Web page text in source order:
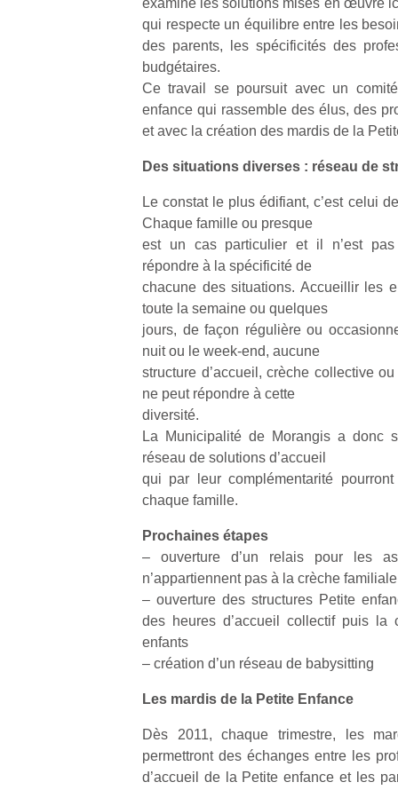
examiné les solutions mises en œuvre
qui respecte un équilibre entre les
des parents, les spécificités des
budgétaires.
Ce travail se poursuit avec un
enfance qui rassemble des élus, des
et avec la création des mardis de la
Des situations diverses : réseau de
Le constat le plus édifiant, c’est celui
Chaque famille ou presque
est un cas particulier et il n’est
répondre à la spécificité de
chacune des situations. Accueillir les
toute la semaine ou quelques
jours, de façon régulière ou
nuit ou le week-end, aucune
structure d’accueil, crèche collective
ne peut répondre à cette
diversité.
La Municipalité de Morangis a donc
réseau de solutions d’accueil
qui par leur complémentarité
chaque famille.
Prochaines étapes
– ouverture d’un relais pour les
n’appartiennent pas à la crèche familiale
– ouverture des structures Petite
des heures d’accueil collectif puis la
enfants
– création d’un réseau de babysitting
Les mardis de la Petite Enfance
Dès 2011, chaque trimestre, les
permettront des échanges entre les
d’accueil de la Petite enfance et les
NextGen,
nouvelle
trottinette
mécanique
Les
débordent
souvent
d’énergie.
Varier les
occupations
toujours
simple.
Conjuguer
divertissement,
activité
Des
pour les
grands et
les petits !
vacances
et avec le
retour des
beaux
jours, c’est
l’occasion
rêvée
de…